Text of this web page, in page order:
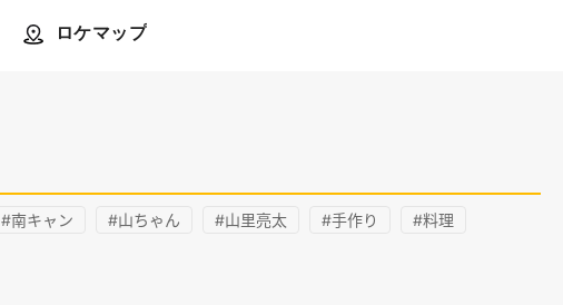
ロケマップ
#南キャン #山ちゃん #山里亮太 #手作り #料理